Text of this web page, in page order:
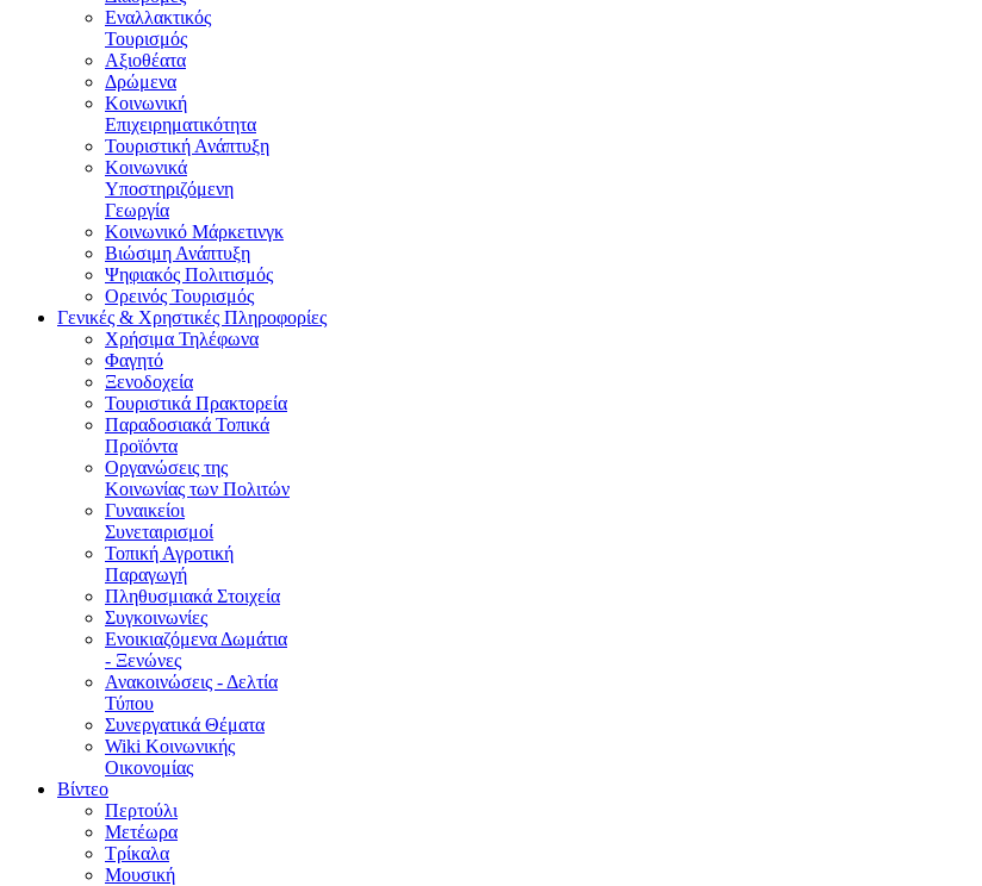
Εναλλακτικός
Τουρισμός
Αξιοθέατα
Δρώμενα
Κοινωνική
Επιχειρηματικότητα
Τουριστική Ανάπτυξη
Κοινωνικά
Υποστηριζόμενη
Γεωργία
Κοινωνικό Μάρκετινγκ
Βιώσιμη Ανάπτυξη
Ψηφιακός Πολιτισμός
Ορεινός Τουρισμός
Γενικές & Χρηστικές Πληροφορίες
Χρήσιμα Τηλέφωνα
Φαγητό
Ξενοδοχεία
Τουριστικά Πρακτορεία
Παραδοσιακά Τοπικά
Προϊόντα
Οργανώσεις της
Κοινωνίας των Πολιτών
Γυναικείοι
Συνεταιρισμοί
Τοπική Αγροτική
Παραγωγή
Πληθυσμιακά Στοιχεία
Συγκοινωνίες
Ενοικιαζόμενα Δωμάτια
- Ξενώνες
Ανακοινώσεις - Δελτία
Τύπου
Συνεργατικά Θέματα
Wiki Κοινωνικής
Οικονομίας
Βίντεο
Περτούλι
Μετέωρα
Τρίκαλα
Μουσική